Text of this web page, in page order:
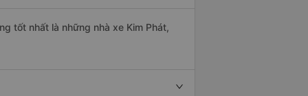
tốt nhất là những nhà xe Kim Phát,